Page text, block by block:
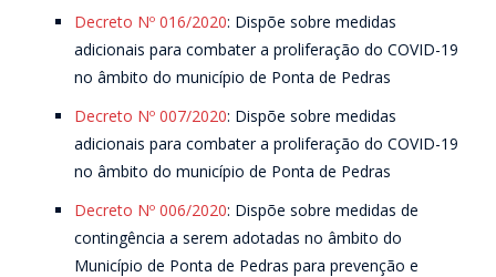
Decreto Nº 016/2020: Dispõe sobre medidas
adicionais para combater a proliferação do COVID-19
no âmbito do município de Ponta de Pedras
Decreto Nº 007/2020: Dispõe sobre medidas
adicionais para combater a proliferação do COVID-19
no âmbito do município de Ponta de Pedras
Decreto Nº 006/2020: Dispõe sobre medidas de
contingência a serem adotadas no âmbito do
Município de Ponta de Pedras para prevenção e